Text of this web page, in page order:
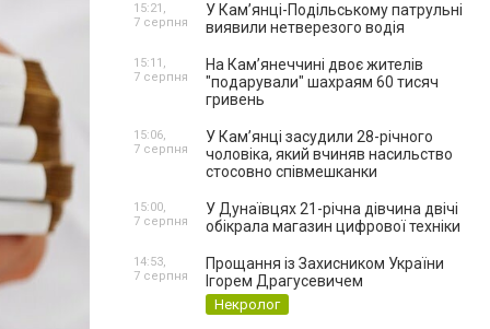
У Кам’янці-Подільському патрульні
виявили нетверезого водія
15:21,
7 серпня
На Камʼянеччині двоє жителів
"подарували" шахраям 60 тисяч
гривень
15:11,
7 серпня
У Камʼянці засудили 28-річного
чоловіка, який вчиняв насильство
стосовно співмешканки
15:06,
7 серпня
У Дунаївцях 21-річна дівчина двічі
обікрала магазин цифрової техніки
15:00,
7 серпня
Прощання із Захисником України
Ігорем Драгусевичем
Некролог
14:53,
7 серпня